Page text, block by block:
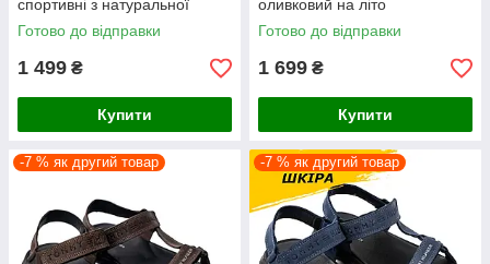
спортивні з натуральної
шкіри на літо
Готово до відправки
1 499 ₴
Купити
оливковий на літо
Готово до відправки
1 699 ₴
Купити
-7 % як другий товар -7 % як другий товар